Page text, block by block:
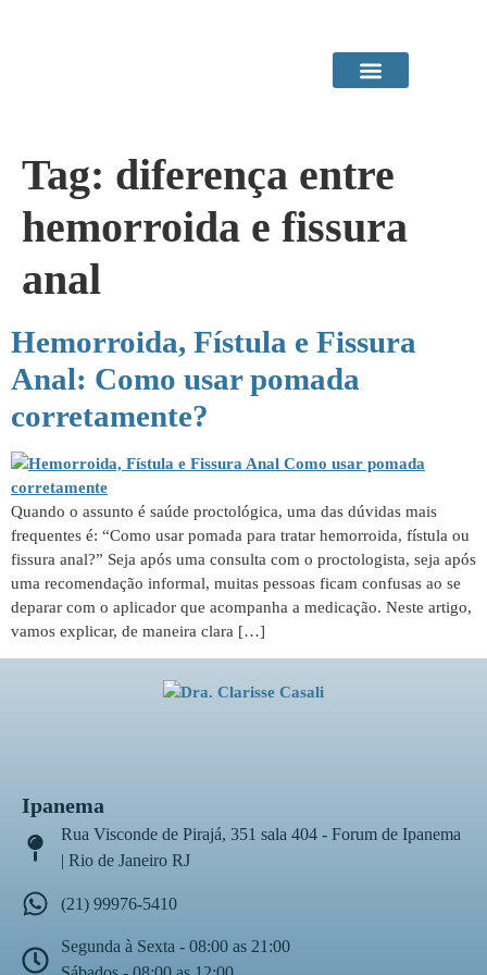
Tag: diferença entre
hemorroida e fissura
anal
Hemorroida, Fístula e Fissura
Anal: Como usar pomada
corretamente?
Quando o assunto é saúde proctológica, uma das dúvidas mais
frequentes é: “Como usar pomada para tratar hemorroida, fístula ou
fissura anal?” Seja após uma consulta com o proctologista, seja após
uma recomendação informal, muitas pessoas ficam confusas ao se
deparar com o aplicador que acompanha a medicação. Neste artigo,
vamos explicar, de maneira clara […]
Ipanema
Rua Visconde de Pirajá, 351 sala 404 - Forum de Ipanema
| Rio de Janeiro RJ
(21) 99976-5410
Segunda à Sexta - 08:00 as 21:00